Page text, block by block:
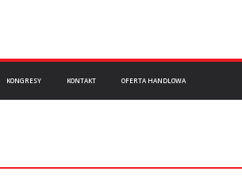
KONGRESY KONTAKT OFERTA HANDLOWA